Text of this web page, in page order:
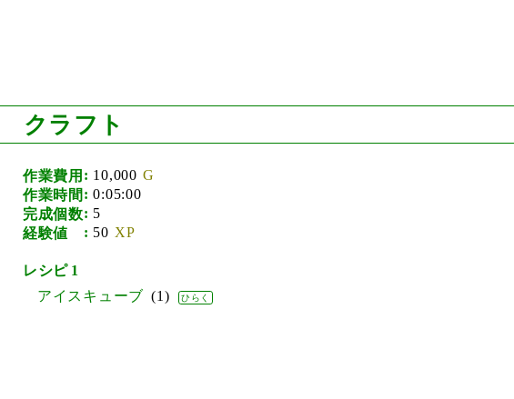
クラフト
作業費用
10,000
作業時間
0:05:00
完成個数
5
経験値
50
1
アイスキューブ
1